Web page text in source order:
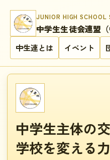
JUNIOR HIGH SCHOOL
中学生生徒会連盟（
中生連とは イベント
中学生主体の
学校を変える